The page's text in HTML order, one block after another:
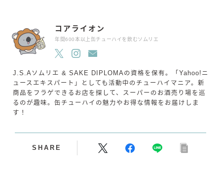
コアライオン
年間600本以上缶チューハイを飲むソムリエ
J.S.Aソムリエ & SAKE DIPLOMAの資格を保有。「Yahoo!ニ
ュースエキスパート」としても活動中のチューハイマニア。新
商品をフラゲできるお店を探して、スーパーのお酒売り場を巡
るのが趣味。缶チューハイの魅力やお得な情報をお届けしま
す！
SHARE